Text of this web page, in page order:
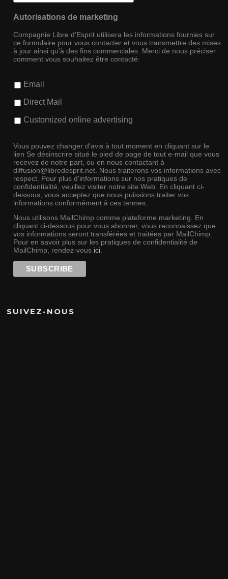
Autorisations de marketing
Compagnie Libre d'Esprit utilisera les informations fournies sur
ce formulaire pour vous contacter et vous transmettre des mises
à jour ainsi qu'à des fins commerciales. Merci de nous préciser
comment vous souhaitez être contacté:
Email
Direct Mail
Customized online advertising
Vous pouvez changer d'avis à tout moment en cliquant sur le
lien Se désinscrire situé le pied de page de tout e-mail que vous
recevez de notre part, ou en nous contactant à
diffusion@libredesprit.net. Nous traiterons vos informations avec
respect. Pour plus d'informations sur nos pratiques de
confidentialité, veuillez visiter notre site Web. En cliquant ci-
dessous, vous acceptez que nous puissions traiter vos
informations conformément à ces termes.
Nous utilisons MailChimp comme plateforme marketing. En
cliquant ci-dessous pour vous abonner, vous reconnaissez que
vos informations seront transférées et traitées par MailChimp.
Pour en savoir plus sur les pratiques de confidentialité de
MailChimp, rendez-vous ici.
SUIVEZ-NOUS